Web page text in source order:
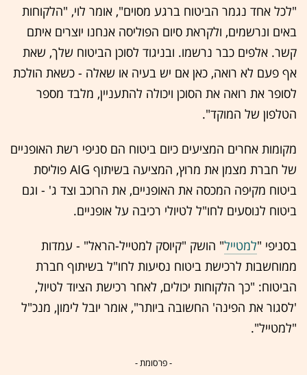
"לכל אחד נגמר הביטוח ברגע מסוים", אומר לוי, "הלקוחות
באים ונרשמים, ולקראת סיום הפוליסה אנחנו יוצרים איתם
קשר. אלפים כבר נרשמו. ובניגוד לסוכן הביטוח שלך, שאת
אף פעם לא רואה, כאן אם יש בעיה או שאלה - כשאת הולכת
לסופר את רואה את הסוכן ויכולה להתעניין, מלבד מספר
הטלפון של המוקד".
מקומות אחרים המציעים כיום ביטוח הם סניפי רשת האופניים
של חברת מצמן את מרוץ, המציעה בשיתוף AIG פוליסת
ביטוח מקיפה המכסה את האופניים, את הרוכב וצד ג' - וגם
ביטוח לנוסעים לחו"ל לטיולי רכיבה על אופניים.
בסניפי "למטייל" הושק "קיוסק למטייל-הראל" - עמדות
ממוחשבות לרכישת ביטוח נסיעות לחו"ל בשיתוף חברת
הביטוח: "כך הלקוחות יכולים, לאחר רכישת הציוד לטיול,
'לסגור את הפינה' החשובה ביותר", אומר יובל לימון, מנכ"ל
"למטייל".
- פרסומת -